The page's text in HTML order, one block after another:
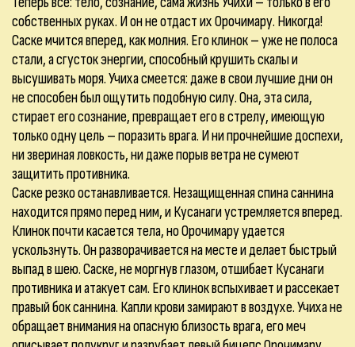
собственных руках. И он не отдаст их Орочимару. Никогда!
Саске мчится вперед, как молния. Его клинок – уже не полоса
стали, а сгусток энергии, способный крушить скалы и
высушивать моря. Учиха смеется: даже в свои лучшие дни он
не способен был ощутить подобную силу. Она, эта сила,
стирает его сознание, превращает его в стрелу, имеющую
только одну цель – поразить врага. И ни прочнейшие доспехи,
ни звериная ловкость, ни даже порыв ветра не сумеют
защитить противника.
Саске резко останавливается. Незащищенная спина саннина
находится прямо перед ним, и Кусанаги устремляется вперед.
Клинок почти касается тела, но Орочимару удается
ускользнуть. Он разворачивается на месте и делает быстрый
выпад в шею. Саске, не моргнув глазом, отшибает Кусанаги
противника и атакует сам. Его клинок вспыхивает и рассекает
правый бок саннина. Капли крови замирают в воздухе. Учиха не
обращает внимания на опасную близость врага, его меч